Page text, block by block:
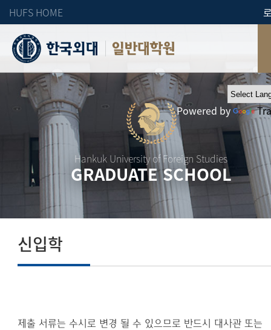
HUFS HOME
일반대학원
Hankuk University of Foreign Studies
GRADUATE SCHOOL
Powered by
신입학
제출 서류는 수시로 변경 될 수 있으므로 반드시 대사관 또는